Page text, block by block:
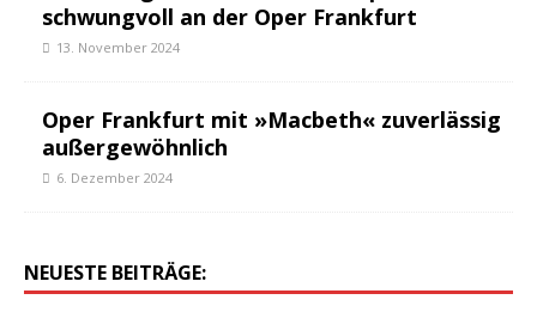
schwungvoll an der Oper Frankfurt
13. November 2024
Oper Frankfurt mit »Macbeth« zuverlässig
außergewöhnlich
6. Dezember 2024
NEUESTE BEITRÄGE: